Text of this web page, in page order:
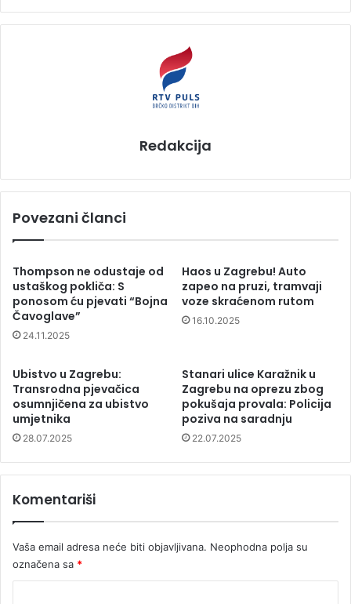
Redakcija
Povezani članci
Thompson ne odustaje od
ustaškog pokliča: S
ponosom ću pjevati “Bojna
Čavoglave”
24.11.2025
Haos u Zagrebu! Auto
zapeo na pruzi, tramvaji
voze skraćenom rutom
16.10.2025
Ubistvo u Zagrebu:
Transrodna pjevačica
osumnjičena za ubistvo
umjetnika
28.07.2025
Stanari ulice Karažnik u
Zagrebu na oprezu zbog
pokušaja provala: Policija
poziva na saradnju
22.07.2025
Komentariši
Vaša email adresa neće biti objavljivana. Neophodna polja su
označena sa *